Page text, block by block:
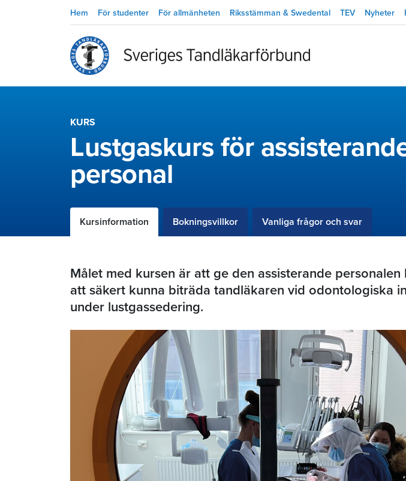
Hem För studenter För allmänheten Riksstämman & Swedental TEV Nyheter
KURS
Lustgaskurs för
personal
Kursinformation Bokningsvillkor Vanliga frågor och svar
Målet med kursen är att ge den assisterande
att säkert kunna biträda tandläkaren vid odontologiska
under lustgassedering.